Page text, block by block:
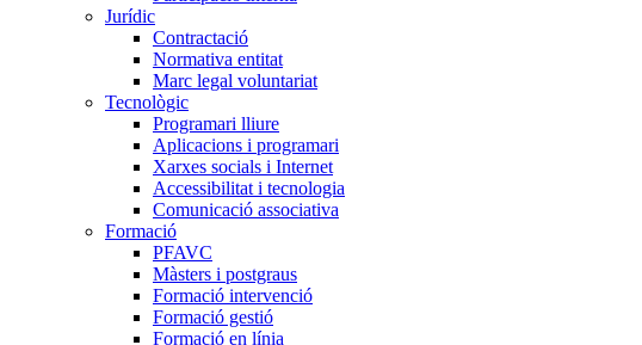
Jurídic
Contractació
Normativa entitat
Marc legal voluntariat
Tecnològic
Programari lliure
Aplicacions i programari
Xarxes socials i Internet
Accessibilitat i tecnologia
Comunicació associativa
Formació
PFAVC
Màsters i postgraus
Formació intervenció
Formació gestió
Formació en línia